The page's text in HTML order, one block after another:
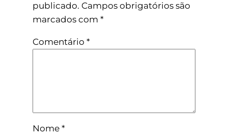
publicado. Campos obrigatórios são
marcados com *
Comentário *
Nome *